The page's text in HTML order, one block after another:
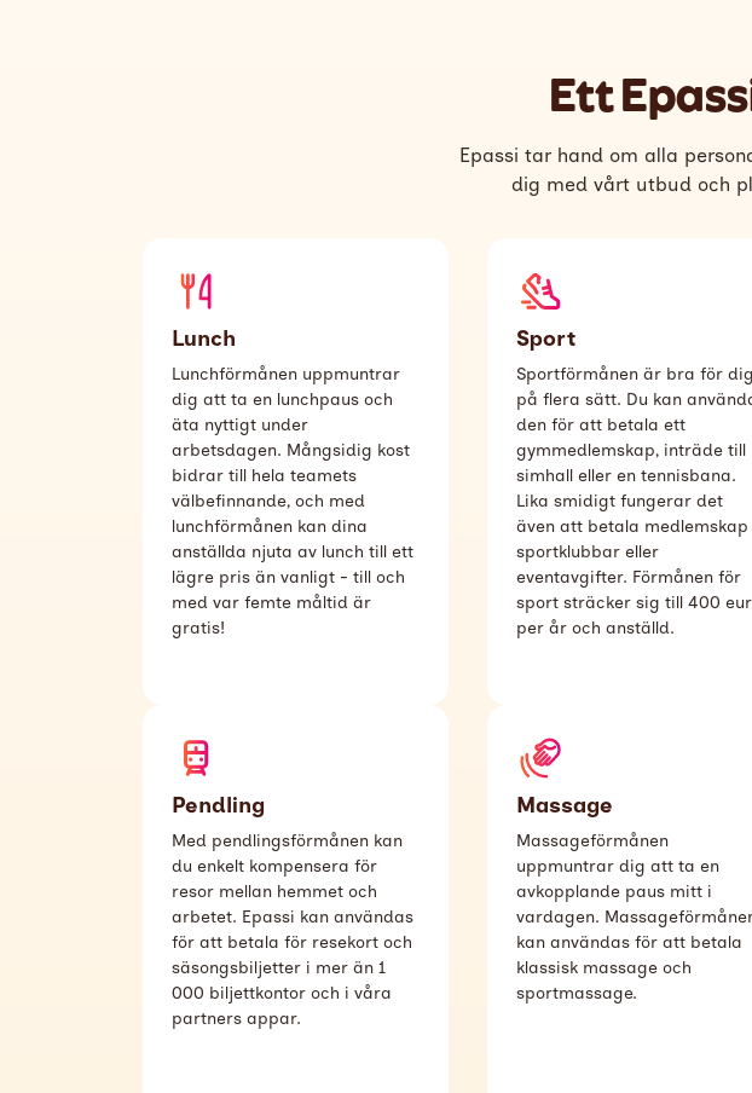
Ett
Epassi tar hand om alla
dig med vårt utbud och
Lunch
Lunchförmånen uppmuntrar
dig att ta en lunchpaus och
äta nyttigt under
arbetsdagen. Mångsidig kost
bidrar till hela teamets
välbefinnande, och med
lunchförmånen kan dina
anställda njuta av lunch till ett
lägre pris än vanligt - till och
med var femte måltid är
gratis!
Sport
Sportförmånen är bra för dig
på flera sätt. Du kan
den för att betala ett
gymmedlemskap, inträde till
simhall eller en tennisbana.
Lika smidigt fungerar det
även att betala medlemskap
sportklubbar eller
eventavgifter. Förmånen för
sport sträcker sig till 400
per år och anställd.
Pendling
Med pendlingsförmånen kan
du enkelt kompensera för
resor mellan hemmet och
arbetet. Epassi kan användas
för att betala för resekort och
säsongsbiljetter i mer än 1
000 biljettkontor och i våra
partners appar.
Massage
Massageförmånen
uppmuntrar dig att ta en
avkopplande paus mitt i
vardagen.
kan användas för att betala
klassisk massage och
sportmassage.